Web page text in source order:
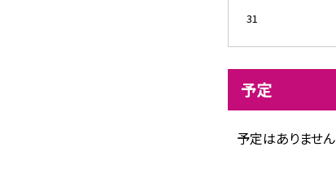
31
予定
予定はありません